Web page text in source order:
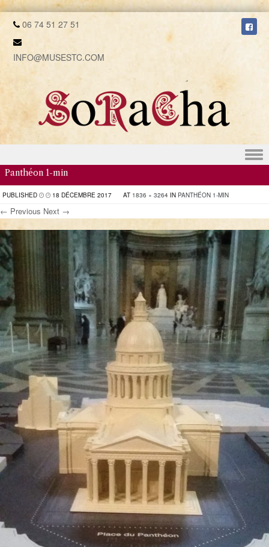
06 74 51 27 51
INFO@MUSESTC.COM
Skip to content
Panthéon 1-min
PUBLISHED 18 DÉCEMBRE 2017 AT 1836 × 3264 IN PANTHÉON 1-MIN
← Previous Next →